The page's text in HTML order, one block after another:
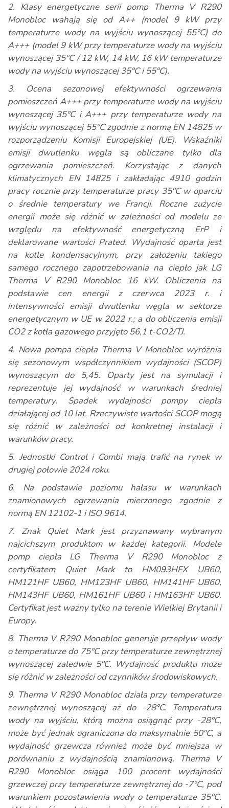
2. Klasy energetyczne serii pomp Therma V R290
Monobloc wahają się od A++ (model 9 kW przy
temperaturze wody na wyjściu wynoszącej 55°C) do
A+++ (model 9 kW przy temperaturze wody na wyjściu
wynoszącej 35°C / 12 kW, 14 kW, 16 kW temperaturze
wody na wyjściu wynoszącej 35°C i 55°C).
3. Ocena sezonowej efektywności ogrzewania
pomieszczeń A+++ przy temperaturze wody na wyjściu
wynoszącej 35°C i A+++ przy temperaturze wody na
wyjściu wynoszącej 55°C zgodnie z normą EN 14825 w
rozporządzeniu Komisji Europejskiej (UE). Wskaźniki
emisji dwutlenku węgla są obliczane tylko dla
ogrzewania pomieszczeń. Korzystając z danych
klimatycznych EN 14825 i zakładając 4910 godzin
pracy rocznie przy temperaturze pracy 35°C w oparciu
o średnie temperatury we Francji. Roczne zużycie
energii może się różnić w zależności od modelu ze
względu na efektywność energetyczną ErP i
deklarowane wartości Prated. Wydajność oparta jest
na kotle kondensacyjnym, przy założeniu takiego
samego rocznego zapotrzebowania na ciepło jak LG
Therma V R290 Monobloc 16 kW. Obliczenia na
podstawie cen energii z czerwca 2023 r. i
intensywności emisji dwutlenku węgla w sektorze
energetycznym w UE w 2022 r.; a do obliczenia emisji
CO2 z kotła gazowego przyjęto 56,1 t-CO2/TJ.
4. Nowa pompa ciepła Therma V Monobloc wyróżnia
się sezonowym współczynnikiem wydajności (SCOP)
wynoszącym do 5,45. Oparty jest na symulacji i
reprezentuje jej wydajność w warunkach średniej
temperatury. Spadek wydajności pompy ciepła
działającej od 10 lat. Rzeczywiste wartości SCOP mogą
się różnić w zależności od konkretnej instalacji i
warunków pracy.
5. Jednostki Control i Combi mają trafić na rynek w
drugiej połowie 2024 roku.
6. Na podstawie poziomu hałasu w warunkach
znamionowych ogrzewania mierzonego zgodnie z
normą EN 12102-1 i ISO 9614.
7. Znak Quiet Mark jest przyznawany wybranym
najcichszym produktom w każdej kategorii. Modele
pomp ciepła LG Therma V R290 Monobloc z
certyfikatem Quiet Mark to HM093HFX UB60,
HM121HF UB60, HM123HF UB60, HM141HF UB60,
HM143HF UB60, HM161HF UB60 i HM163HF UB60.
Certyfikat jest ważny tylko na terenie Wielkiej Brytanii i
Europy.
8. Therma V R290 Monobloc generuje przepływ wody
o temperaturze do 75°C przy temperaturze zewnętrznej
wynoszącej zaledwie 5°C. Wydajność produktu może
się różnić w zależności od czynników środowiskowych.
9. Therma V R290 Monobloc działa przy temperaturze
zewnętrznej wynoszącej aż do -28°C. Temperatura
wody na wyjściu, którą można osiągnąć przy -28°C,
może być jednak ograniczona do maksymalnie 50°C, a
wydajność grzewcza również może być mniejsza w
porównaniu z wydajnością znamionową. Therma V
R290 Monobloc osiąga 100 procent wydajności
grzewczej przy temperaturze zewnętrznej do -7°C, pod
warunkiem pozostawienia wody o temperaturze 35°C.